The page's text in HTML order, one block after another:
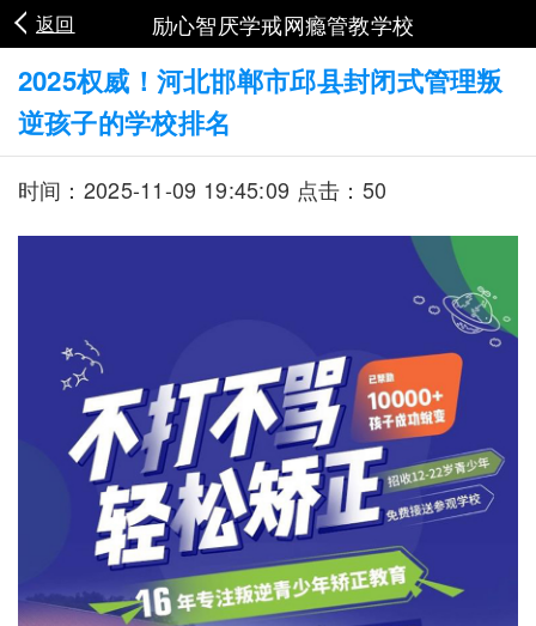
返回 励心智厌学戒网瘾管教学校
2025权威！河北邯郸市邱县封闭式管理叛
逆孩子的学校排名
时间：2025-11-09 19:45:09 点击：50